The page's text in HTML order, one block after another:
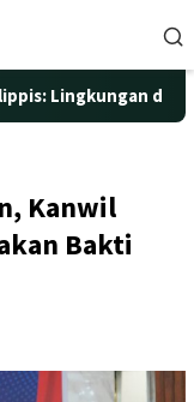
dan
Kanwil
Bakti